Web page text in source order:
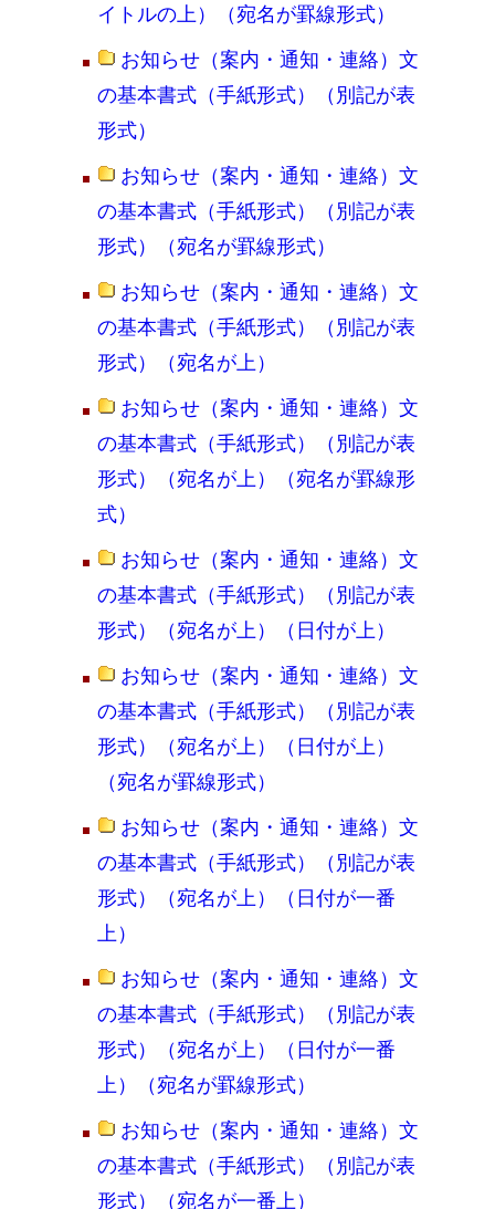
イトルの上）（宛名が罫線形式）
お知らせ（案内・通知・連絡）文
の基本書式（手紙形式）（別記が表
形式）
お知らせ（案内・通知・連絡）文
の基本書式（手紙形式）（別記が表
形式）（宛名が罫線形式）
お知らせ（案内・通知・連絡）文
の基本書式（手紙形式）（別記が表
形式）（宛名が上）
お知らせ（案内・通知・連絡）文
の基本書式（手紙形式）（別記が表
形式）（宛名が上）（宛名が罫線形
式）
お知らせ（案内・通知・連絡）文
の基本書式（手紙形式）（別記が表
形式）（宛名が上）（日付が上）
お知らせ（案内・通知・連絡）文
の基本書式（手紙形式）（別記が表
形式）（宛名が上）（日付が上）
（宛名が罫線形式）
お知らせ（案内・通知・連絡）文
の基本書式（手紙形式）（別記が表
形式）（宛名が上）（日付が一番
上）
お知らせ（案内・通知・連絡）文
の基本書式（手紙形式）（別記が表
形式）（宛名が上）（日付が一番
上）（宛名が罫線形式）
お知らせ（案内・通知・連絡）文
の基本書式（手紙形式）（別記が表
形式）（宛名が一番上）